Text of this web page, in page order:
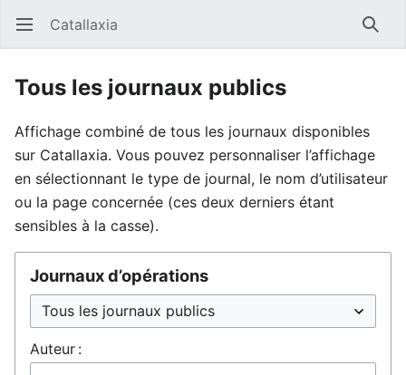
Ouvrir le menu principal Catallaxia
Tous les journaux publics
Affichage combiné de tous les journaux disponibles
sur Catallaxia. Vous pouvez personnaliser l’affichage
en sélectionnant le type de journal, le nom d’utilisateur
ou la page concernée (ces deux derniers étant
sensibles à la casse).
Journaux d’opérations
Auteur :